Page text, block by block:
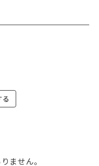
ません。